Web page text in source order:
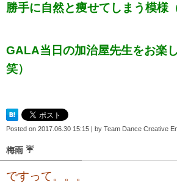
勝手に自然と痩せてしまう模様
GALA当日の加治屋先生をお楽
笑）
Posted on 2017.06.30 15:15 by Team Dance Creative
梅雨 ☔️
ですって。。。